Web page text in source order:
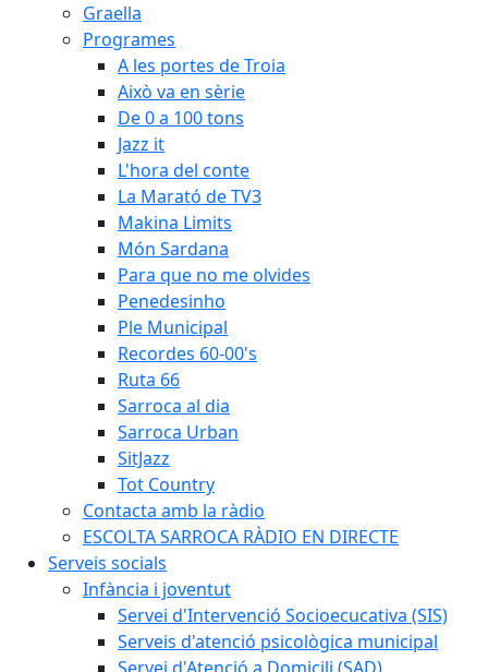
Graella
Programes
A les portes de Troia
Això va en sèrie
De 0 a 100 tons
Jazz it
L'hora del conte
La Marató de TV3
Makina Limits
Món Sardana
Para que no me olvides
Penedesinho
Ple Municipal
Recordes 60-00's
Ruta 66
Sarroca al dia
Sarroca Urban
SitJazz
Tot Country
Contacta amb la ràdio
ESCOLTA SARROCA RÀDIO EN DIRECTE
Serveis socials
Infància i joventut
Servei d'Intervenció Socioecucativa (SIS)
Serveis d'atenció psicològica municipal